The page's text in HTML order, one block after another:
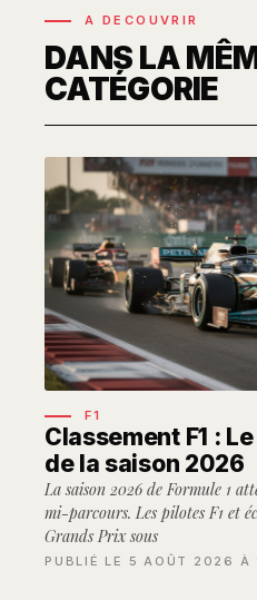
A DECOUVRIR
DANS LA
CATÉGORIE
F1
Classement F1 :
de la saison 2026
La saison 2026 de Formule 1
mi-parcours. Les pilotes F1 et
Grands Prix sous
PUBLIÉ LE 5 AOÛT 2026 À